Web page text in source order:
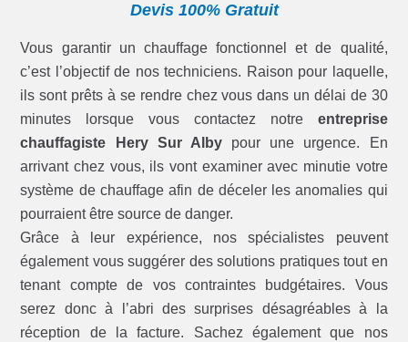
Devis 100% Gratuit
Vous garantir un chauffage fonctionnel et de qualité,
c’est l’objectif de nos techniciens. Raison pour laquelle,
ils sont prêts à se rendre chez vous dans un délai de 30
minutes lorsque vous contactez notre entreprise
chauffagiste Hery Sur Albypour une urgence. En
arrivant chez vous, ils vont examiner avec minutie votre
système de chauffage afin de déceler les anomalies qui
pourraient être source de danger.
Grâce à leur expérience, nos spécialistes peuvent
également vous suggérer des solutions pratiques tout en
tenant compte de vos contraintes budgétaires. Vous
serez donc à l’abri des surprises désagréables à la
réception de la facture. Sachez également que nos